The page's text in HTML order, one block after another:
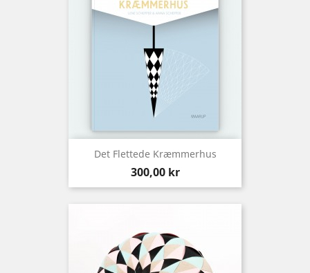
Det Flettede Kræmmerhus
Preis
300,00 kr